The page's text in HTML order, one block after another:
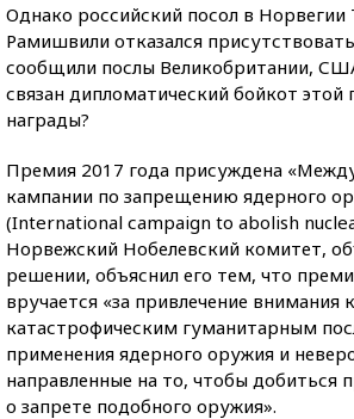
Однако российский посол в Норвегии
Рамишвили отказался
сообщили послы Великобритании,
связан дипломатический бойкот этой
награды?
Премия 2017 года присуждена
кампании по запрещению ядерного
(International сampaign to abolish
Норвежский Нобелевский комитет,
решении, объяснил его тем, что
вручается «за привлечение внимания к
катастрофическим гуманитарным
применения ядерного оружия и
направленные на то, чтобы добиться
о запрете подобного оружия».